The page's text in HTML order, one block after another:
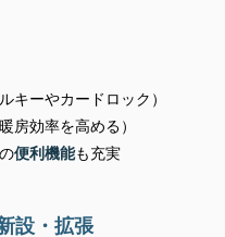
キーやカードロック）
房効率を高める）
便利機能も充実
設・拡張